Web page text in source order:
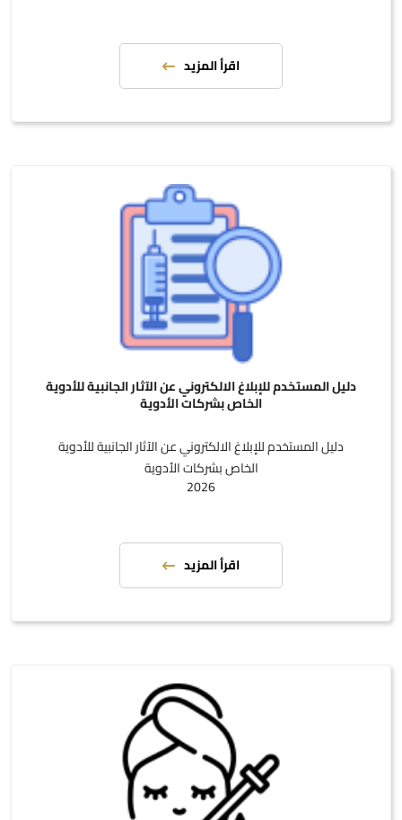
اقرأ المزيد
دليل المستخدم للإبلاغ الالكتروني عن الآثار الجانبية للأدوية
الخاص بشركات الأدوية
دليل المستخدم للإبلاغ الالكتروني عن الآثار الجانبية للأدوية
الخاص بشركات الأدوية
2026
اقرأ المزيد